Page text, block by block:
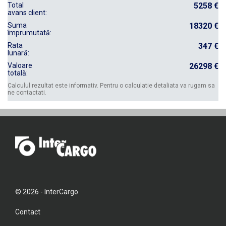
Total
avans client:
5258 €
Suma
împrumutată:
18320 €
Rata
lunară:
347 €
Valoare
totală:
26298 €
Calculul rezultat este informativ. Pentru o calculatie detaliata va rugam sa
ne contactati.
© 2026 - InterCargo
Contact